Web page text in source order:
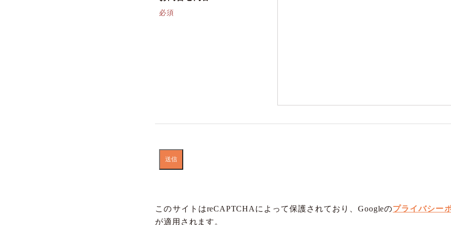
必須
このサイトはreCAPTCHAによって保護されており、Googleのプライバシー
が適用されます。